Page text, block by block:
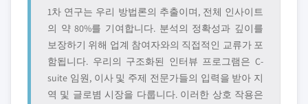
1차 연구는 우리 방법론의 추출이며, 전체 인사이트
의 약 80%를 기여합니다. 분석의 정확성과 깊이를
보장하기 위해 업계 참여자와의 직접적인 교류가 포
함됩니다. 우리의 구조화된 인터뷰 프로그램은 C-
suite 임원, 이사 및 주제 전문가들의 입력을 받아 지
역 및 글로볌 시장을 다룹니다. 이러한 상호 작용은